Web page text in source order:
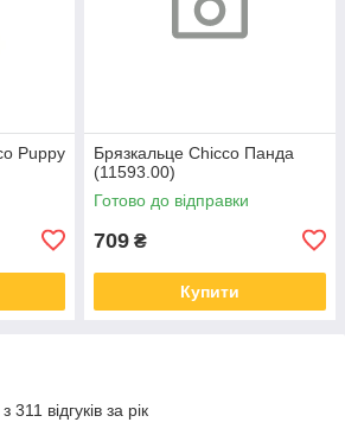
Puppy
Брязкальце Chicco Панда
(11593.00)
Готово до відправки
709 ₴
Купити
відгуків за рік